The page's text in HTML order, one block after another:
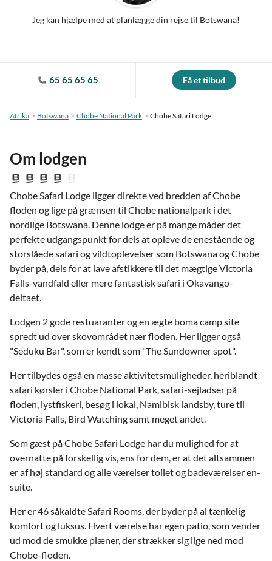
Jeg kan hjælpe med at planlægge din rejse til Botswana!
65 65 65 65 Få et tilbud
Afrika Botswana Chobe National Park Chobe Safari Lodge
Om lodgen
Chobe Safari Lodge ligger direkte ved bredden af Chobe
floden og lige på grænsen til Chobe nationalpark i det
nordlige Botswana. Denne lodge er på mange måder det
perfekte udgangspunkt for dels at opleve de enestående og
storslåede safari og vildtoplevelser som Botswana og Chobe
byder på, dels for at lave afstikkere til det mægtige Victoria
Falls-vandfald eller mere fantastisk safari i Okavango-
deltaet.
Lodgen 2 gode restuaranter og en ægte boma camp site
spredt ud over skovområdet nær floden. Her ligger også
"Seduku Bar", som er kendt som "The Sundowner spot".
Her tilbydes også en masse aktivitetsmuligheder, heriblandt
safari kørsler i Chobe National Park, safari-sejladser på
floden, lystfiskeri, besøg i lokal, Namibisk landsby, ture til
Victoria Falls, Bird Watching samt meget andet.
Som gæst på Chobe Safari Lodge har du mulighed for at
overnatte på forskellig vis, ens for dem, er at det altsammen
er af høj standard og alle værelser toilet og badeværelser en-
suite.
Her er 46 såkaldte Safari Rooms, der byder på al tænkelig
komfort og luksus. Hvert værelse har egen patio, som vender
ud mod de smukke plæner, der strækker sig lige ned mod
Chobe-floden.